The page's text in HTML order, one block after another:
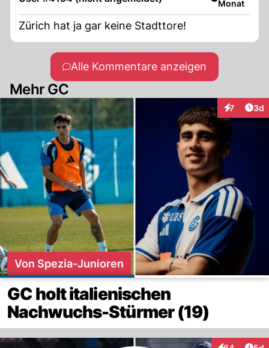
Monat
Zürich hat ja gar keine Stadttore!
Alle Kommentare anzeigen
Mehr GC
7 3d
Von Spezia-Junioren
GC holt italienischen
Nachwuchs-Stürmer (19)